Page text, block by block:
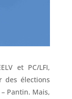
et PC/LFI,
des élections
Pantin. Mais,